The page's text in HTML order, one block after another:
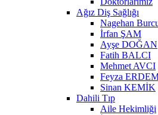
Ağız Diş Sağlığı
Nagehan
İrfan ŞAM
Ayşe DOĞAN
Fatih BALCI
Mehmet AVCI
Feyza
Sinan KEMİK
Dahili Tıp
Aile Hekimliği